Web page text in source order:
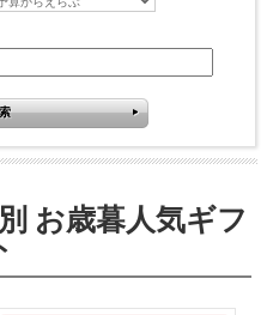
お歳暮人気ギフ